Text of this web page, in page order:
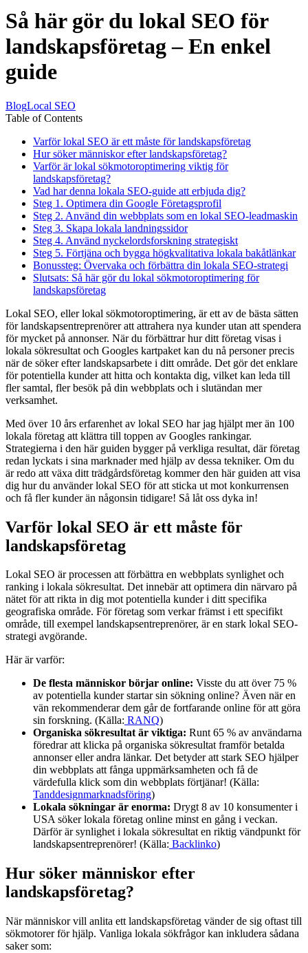
Så här gör du lokal SEO för
landskapsföretag – En enkel
guide
BlogLocal SEO
Table of Contents
Varför lokal SEO är ett måste för landskapsföretag
Hur söker människor efter landskapsföretag?
Varför är lokal sökmotoroptimering viktig för
landskapsföretag?
Vad har denna lokala SEO-guide att erbjuda dig?
Steg 1. Optimera din Google Företagsprofil
Steg 2. Använd din webbplats som en lokal SEO-leadmaskin
Steg 3. Skapa lokala landningssidor
Steg 4. Använd nyckelordsforskning strategiskt
Steg 5. Förtjäna och bygga högkvalitativa lokala bakåtlänkar
Bonussteg: Övervaka och förbättra din lokala SEO-strategi
Slutsats: Så här gör du lokal sökmotoroptimering för
landskapsföretag
Lokal SEO, eller lokal sökmotoroptimering, är ett av de bästa sätten
för landskapsentreprenörer att attrahera nya kunder utan att spendera
för mycket på annonser. När du förbättrar hur ditt företag visas i
lokala sökresultat och Googles kartpaket kan du nå personer precis
när de söker efter landskapsarbete i ditt område. Det gör det enklare
för potentiella kunder att hitta och kontakta dig, vilket kan leda till
fler samtal, fler besök på din webbplats och i slutändan mer
verksamhet.
Med över 10 års erfarenhet av lokal SEO har jag hjälpt mer än 100
lokala företag att klättra till toppen av Googles rankingar.
Strategierna i den här guiden bygger på verkliga resultat, där företag
redan lyckats i sina marknader med hjälp av dessa tekniker. Om du
är redo att växa ditt trädgårdsföretag kommer den här guiden att visa
dig hur du använder lokal SEO för att sticka ut mot konkurrensen
och få fler kunder än någonsin tidigare! Så låt oss dyka in!
Varför lokal SEO är ett måste för
landskapsföretag
Lokal SEO är processen att förbättra en webbplats synlighet och
ranking i lokala sökresultat. Det innebär att optimera din närvaro på
nätet för att rikta in dig mot potentiella kunder i ditt specifika
geografiska område. För företag som verkar främst i ett specifikt
område, till exempel landskapsentreprenörer, är en stark lokal SEO-
strategi avgörande.
Här är varför:
De flesta människor börjar online: Visste du att över 75 %
av potentiella kunder startar sin sökning online? Även när en
vän rekommenderar dem går de fortfarande online för att göra
sin forskning. (Källa: RANQ)
Organiska sökresultat är viktiga: Runt 65 % av användarna
föredrar att klicka på organiska sökresultat framför betalda
annonser eller andra länkar. Det betyder att stark SEO hjälper
din webbplats att fånga uppmärksamheten och få de
värdefulla klick som din webbplats förtjänar! (Källa:
Tanddesignmarknadsföring)
Lokala sökningar är enorma: Drygt 8 av 10 konsumenter i
USA söker lokala företag online minst en gång i veckan.
Därför är synlighet i lokala sökresultat en riktig vändpunkt för
landskapsentreprenörer! (Källa: Backlinko)
Hur söker människor efter
landskapsföretag?
När människor vill anlita ett landskapsföretag vänder de sig oftast till
sökmotorer för hjälp. Vanliga lokala sökfrågor kan inkludera sådana
saker som: